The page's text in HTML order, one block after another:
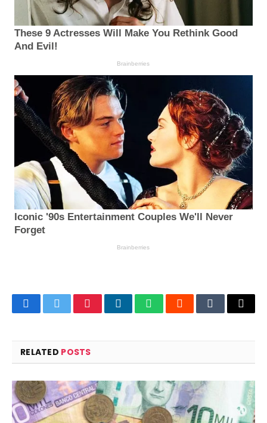
FacebookTwitterPinterestLinkedInWhatsAppRedditTumblrEmail
RELATED POSTS